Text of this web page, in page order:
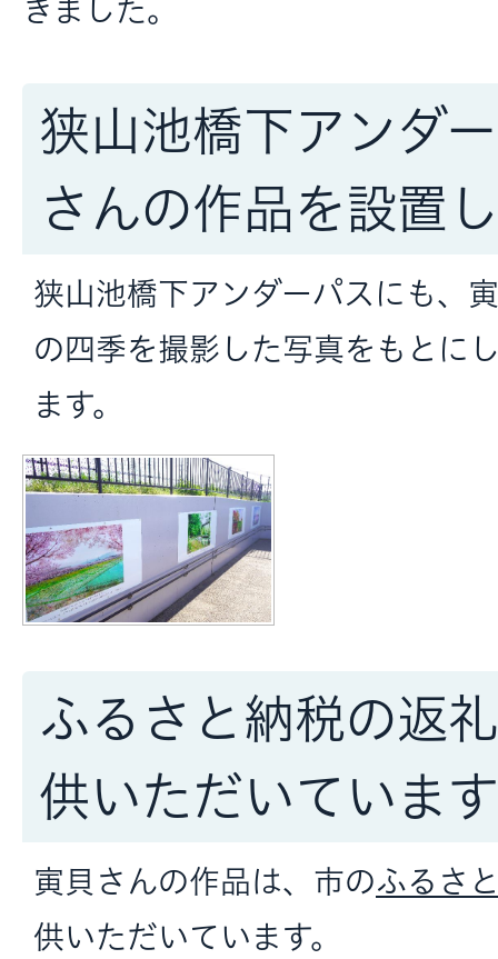
きました。
狭山池橋下アンダ
さんの作品を設置
狭山池橋下アンダーパスにも、
の四季を撮影した写真をもとに
ます。
ふるさと納税の返
供いただいています
寅貝さんの作品は、市のふるさ
供いただいています。